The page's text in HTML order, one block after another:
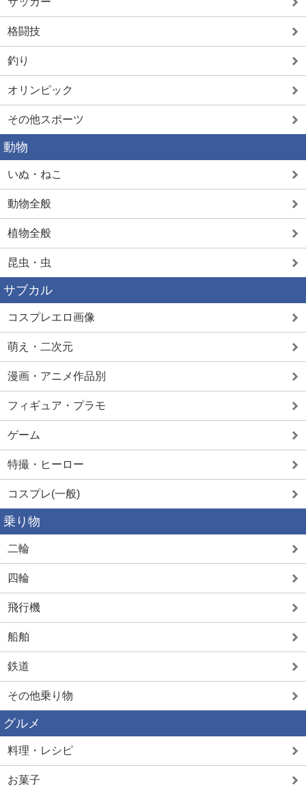
格闘技
釣り
オリンピック
その他スポーツ
動物
いぬ・ねこ
動物全般
植物全般
昆虫・虫
サブカル
コスプレエロ画像
萌え・二次元
漫画・アニメ作品別
フィギュア・プラモ
ゲーム
特撮・ヒーロー
コスプレ(一般)
乗り物
二輪
四輪
飛行機
船舶
鉄道
その他乗り物
グルメ
料理・レシピ
お菓子